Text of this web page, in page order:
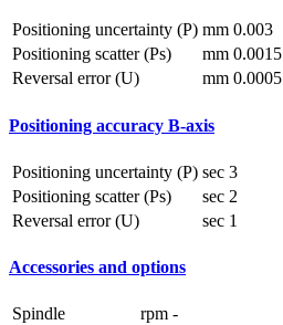
Positioning uncertainty (P) mm 0.003
Positioning scatter (Ps)
mm 0.0015
Reversal error (U)
mm 0.0005
Positioning accuracy B-axis
Positioning uncertainty (P) sec 3
Positioning scatter (Ps)
sec 2
Reversal error (U)
sec 1
Accessories and options
Spindle rpm -